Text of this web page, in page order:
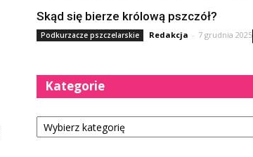
Skąd się bierze królową pszczół?
Podkurzacze pszczelarskie Redakcja - 7 grudnia 2025
Kategorie
Kategorie